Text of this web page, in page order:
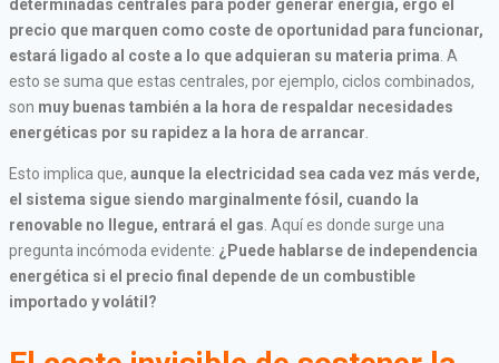
determinadas centrales para poder generar energía, ergo el
precio que marquen como coste de oportunidad para funcionar,
estará ligado al coste a lo que adquieran su materia prima . A
esto se suma que estas centrales, por ejemplo, ciclos combinados,
son muy buenas también a la hora de respaldar necesidades
energéticas por su rapidez a la hora de arrancar
Esto implica que, aunque la electricidad sea cada vez más verde,
el sistema sigue siendo marginalmente fósil, cuando la
renovable no llegue, entrará el gas . Aquí es donde surge una
pregunta incómoda evidente: ¿Puede hablarse de independencia
energética si el precio final depende de un combustible
importado y volátil?